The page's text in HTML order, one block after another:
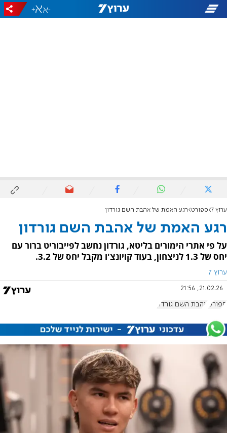
-
+
ערוץ 7 ספורט רגע האמת של אהבת השם גורדון
רגע האמת של אהבת השם גורדון
על פי אתרי הימורים בליטא, גורדון נחשב לפייבוריט ברור עם
יחס של 1.3 לניצחון, בעוד קויונצ'ו מקבל יחס של 3.2.
ערוץ 7
21.02.26, 21:56
ספורט אהבת השם גורדון